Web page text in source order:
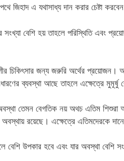
জিহাদ এ যথাসাধ্য দান করার চেষ্টা
বেশি হয় তাহলে পরিস্থিতি এবং
চিকিৎসার জন্য জরুরি অর্থের প্রয়োজন।
ব্যবস্থা আছে তাহলে এক্ষেত্রে মুমূর্ষু
তেমন বেগতিক নয় অথচ এতিম শিশুরা
রয়েছে। এক্ষেত্রে এতিমদেরকে
উপকার হবে এবং যার অবস্থা বেশি